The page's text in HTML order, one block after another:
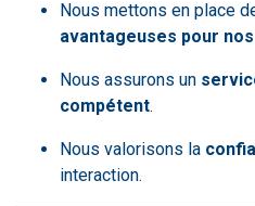
Nous mettons en place
avantageuses pour
Nous assurons un
compétent.
Nous valorisons la
interaction.